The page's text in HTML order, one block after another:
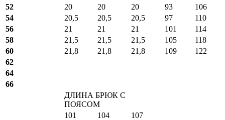
52
20 20 20 93
106
54
20,5 20,5 20,5 97
110
56
21 21 21 101
114
58
21,5 21,5 21,5 105
118
60
21,8 21,8 21,8 109
122
62
64
66
ДЛИНА БРЮК С
ПОЯСОМ
101
104
107